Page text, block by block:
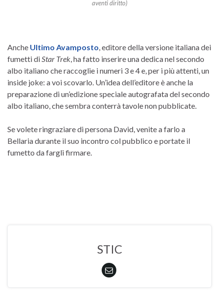
aventi diritto)
Anche Ultimo Avamposto , editore della versione italiana dei
fumetti di Star Trek , ha fatto inserire una dedica nel secondo
albo italiano che raccoglie i numeri 3 e 4 e, per i più attenti, un
inside joke: a voi scovarlo. Un’idea dell’editore è anche la
preparazione di un’edizione speciale autografata del secondo
albo italiano, che sembra conterrà tavole non pubblicate.
Se volete ringraziare di persona David, venite a farlo a
Bellaria durante il suo incontro col pubblico e portate il
fumetto da fargli firmare.
STIC